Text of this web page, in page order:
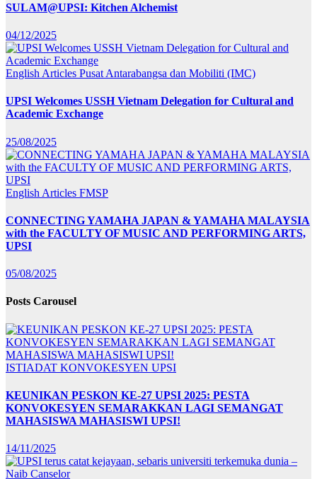
SULAM@UPSI: Kitchen Alchemist
04/12/2025
English Articles Pusat Antarabangsa dan Mobiliti (IMC)
UPSI Welcomes USSH Vietnam Delegation for Cultural and
Academic Exchange
25/08/2025
English Articles FMSP
CONNECTING YAMAHA JAPAN & YAMAHA MALAYSIA
with the FACULTY OF MUSIC AND PERFORMING ARTS,
UPSI
05/08/2025
Posts Carousel
ISTIADAT KONVOKESYEN UPSI
KEUNIKAN PESKON KE-27 UPSI 2025: PESTA
KONVOKESYEN SEMARAKKAN LAGI SEMANGAT
MAHASISWA MAHASISWI UPSI!
14/11/2025